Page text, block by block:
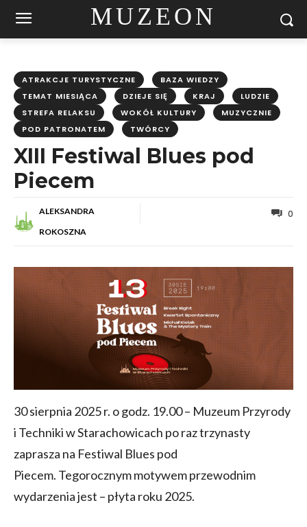
MUZEON
ATRAKCJE TURYSTYCZNE
BAZA WIEDZY
TEMAT MIESIĄCA
DZIEJE SIĘ KRAJ
LUDZIE
STREFA RELAKSU
WOKÓŁ KULTURY
MUZYCZNIE
POD PATRONATEM
TWÓRCY
XIII Festiwal Blues pod
Piecem
ALEKSANDRA
ROKOSZNA
0
30 sierpnia 2025 r. o godz. 19.00 – Muzeum Przyrody
i Techniki w Starachowicach po raz trzynasty
zaprasza na Festiwal Blues pod
Piecem. Tegorocznym motywem przewodnim
wydarzenia jest – płyta roku 2025.